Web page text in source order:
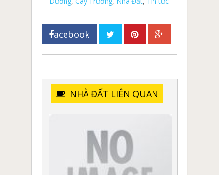
acebook
NHÀ ĐẤT LIÊN QUAN